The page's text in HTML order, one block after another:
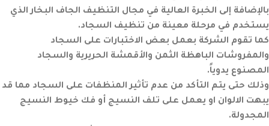
بالإضافة إلى الخبرة العالية في مجال التنظيف الجاف البخار الذي
يستخدم في مرحلة معينة من تنظيف السجاد.
كما تقوم الشركة بعمل بعض الاختبارات على السجاد
والمفروشات الباهظة الثمن والأقمشة الحريرية والسجاد
المصنوع يدوياً.
وذلك حتى يتم التأكد من عدم تأثير المنظفات على السجاد مما قد
يبهت الالوان او يعمل على تلف النسيج أو فك خيوط النسيج
المجدولة.